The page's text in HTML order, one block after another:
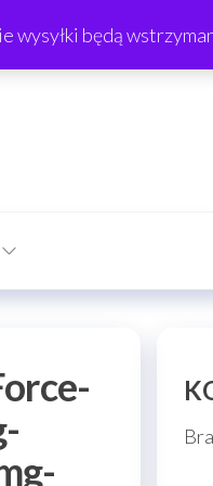
wysyłki będą